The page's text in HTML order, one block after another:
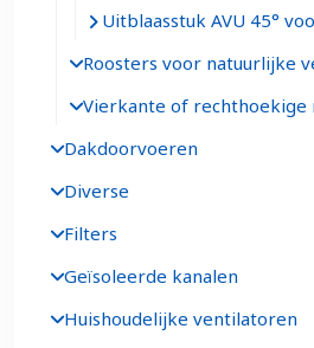
Uitblaasstuk AVU 45°
Roosters voor natuurlijke
Vierkante of rechthoekige
Dakdoorvoeren
Diverse
Filters
Geïsoleerde kanalen
Huishoudelijke ventilatoren